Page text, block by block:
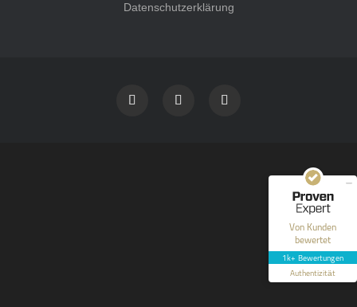
Datenschutzerklärung
Von Kunden
bewertet
1k+ Bewertungen
Authentizität
40
Bewertungen auf
ProvenExpert.com
Blick aufs ProvenExpert-Profil werfen